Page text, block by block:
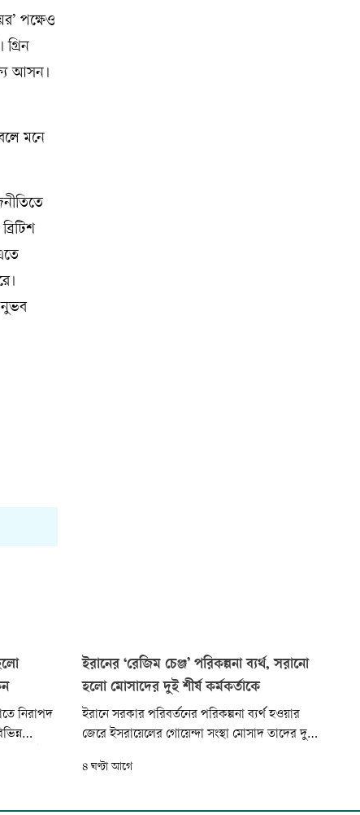
পক্ষেও
আসন।
মনে
নিরাপদ
ইরানের ‘রেজিম চেঞ্জ’ পরিকল্পনা ব্যর্থ, সরানো
হলো মোসাদের দুই শীর্ষ কর্মকর্তাকে
ইরানে সরকার পরিবর্তনের পরিকল্পনা ব্যর্থ হওয়ার
জেরে ইসরায়েলের গোয়েন্দা সংস্থা মোসাদ তাদের দুই
দেশটির সংবাদমাধ্যম ‘চ্যানেল ১২’ দাবি করেছে।
৪ ঘণ্টা আগে